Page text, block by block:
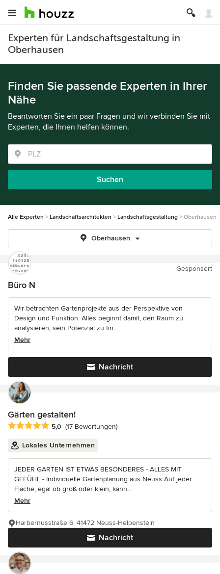
Experten für Landschaftsgestaltung in
Oberhausen
Finden Sie passende Experten in Ihrer
Nähe
Beantworten Sie ein paar Fragen und wir verbinden Sie mit
Experten, die Ihnen helfen können.
Suchen
Alle Experten Landschaftsarchitekten Landschaftsgestaltung Oberhausen
Oberhausen
Gesponsert
Büro N
Wir betrachten Gartenprojekte aus der Perspektive von
Design und Funktion. Alles beginnt damit, den Raum zu
analysieren, sein Potenzial zu fin...
Mehr
Nachricht
Gärten gestalten!
Durchschnittliche Bewertung: 5 von 5 Sternen
5,0 (17 Bewertungen)
Lokales Unternehmen
JEDER GARTEN IST ETWAS BESONDERES - ALLES MIT
GEFÜHL - Individuelle Gartenplanung aus Neuss Auf jeder
Fläche, egal ob groß oder klein, kann...
Mehr
Nachricht
Harbernusstraße 6, 41472 Neuss-Helpenstein